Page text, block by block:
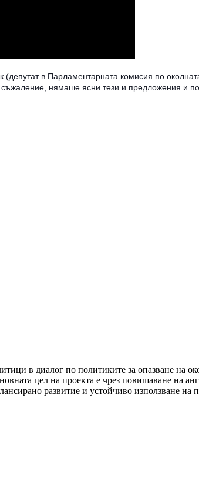
в Парламентарната комисия по
нямаше ясни тези и предложения и
в диалог по политиките за опазване на
цел на проекта е чрез повишаване на
развитие и устойчиво използване на